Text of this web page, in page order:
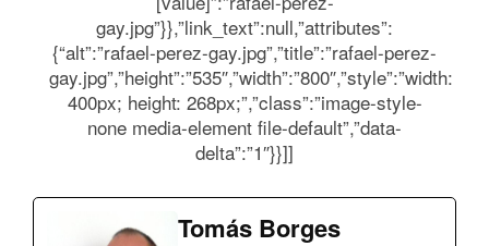
gay.jpg”}},”link_text”:null,”attributes”:
{“alt”:”rafael-perez-gay.jpg”,”title”:”rafael-perez-
gay.jpg”,”height”:”535″,”width”:”800″,”style”:”width:
400px; height: 268px;”,”class”:”image-style-
none media-element file-default”,”data-
delta”:”1″}}]]
Tomás Borges